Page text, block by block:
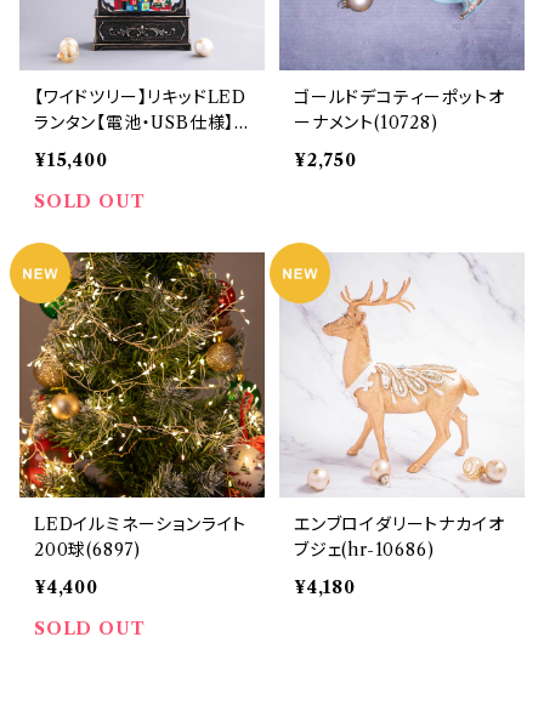
【ワイドツリー】リキッドLED
ランタン【電池・USB仕様】
(hr-10936)
¥15,400
SOLD OUT
ゴールドデコティーポットオ
ーナメント(10728)
¥2,750
LEDイルミネーションライト
200球(6897)
¥4,400
SOLD OUT
エンブロイダリートナカイオ
ブジェ(hr-10686)
¥4,180